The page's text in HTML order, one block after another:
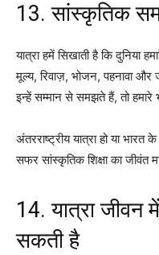
13. सांस्कृतिक
यात्रा हमें सिखाती है कि दुनिया
मूल्य, रिवाज़, भोजन, पहनावा
इन्हें सम्मान से समझते हैं, तो
अंतरराष्ट्रीय यात्रा हो या भारत
सफर सांस्कृतिक शिक्षा का जीवंत
14. यात्रा
सकती है